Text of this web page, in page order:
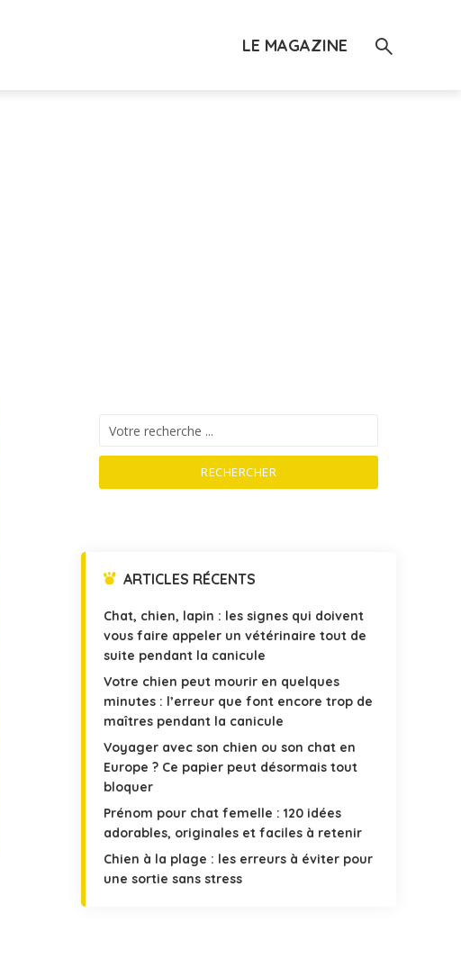
LE MAGAZINE
RECHERCHER
ARTICLES RÉCENTS
Chat, chien, lapin : les signes qui doivent
vous faire appeler un vétérinaire tout de
suite pendant la canicule
Votre chien peut mourir en quelques
minutes : l’erreur que font encore trop de
maîtres pendant la canicule
Voyager avec son chien ou son chat en
Europe ? Ce papier peut désormais tout
bloquer
Prénom pour chat femelle : 120 idées
adorables, originales et faciles à retenir
Chien à la plage : les erreurs à éviter pour
une sortie sans stress